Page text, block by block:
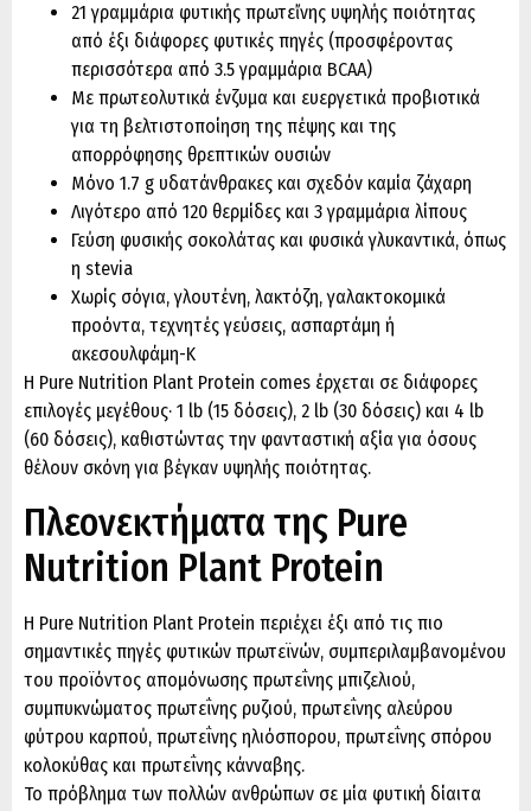
21 γραμμάρια φυτικής πρωτεἴνης υψηλής ποιότητας
από έξι διάφορες φυτικές πηγές (προσφέροντας
περισσότερα από 3.5 γραμμάρια BCAA)
Με πρωτεολυτικά ένζυμα και ευεργετικά προβιοτικά
για τη βελτιστοποίηση της πέψης και της
απορρόφησης θρεπτικών ουσιών
Μόνο 1.7 g υδατάνθρακες και σχεδόν καμία ζάχαρη
Λιγότερο από 120 θερμίδες και 3 γραμμάρια λίπους
Γεύση φυσικής σοκολάτας και φυσικά γλυκαντικά, όπως
η stevia
Χωρίς σόγια, γλουτένη, λακτόζη, γαλακτοκομικά
προἰόντα, τεχνητές γεύσεις, ασπαρτάμη ή
ακεσουλφάμη-Κ
Η Pure Nutrition Plant Protein comes έρχεται σε διάφορες
επιλογές μεγέθους· 1 lb (15 δόσεις), 2 lb (30 δόσεις) και 4 lb
(60 δόσεις), καθιστώντας την φανταστική αξία για όσους
θέλουν σκόνη για βέγκαν υψηλής ποιότητας.
Πλεονεκτήματα της Pure
Nutrition Plant Protein
Η Pure Nutrition Plant Protein περιέχει έξι από τις πιο
σημαντικές πηγές φυτικών πρωτεϊνών, συμπεριλαμβανομένου
του προϊόντος απομόνωσης πρωτεΐνης μπιζελιού,
συμπυκνώματος πρωτεΐνης ρυζιού, πρωτεΐνης αλεύρου
φύτρου καρπού, πρωτεΐνης ηλιόσπορου, πρωτεΐνης σπόρου
κολοκύθας και πρωτεΐνης κάνναβης.
Το πρόβλημα των πολλών ανθρώπων σε μία φυτική δίαιτα